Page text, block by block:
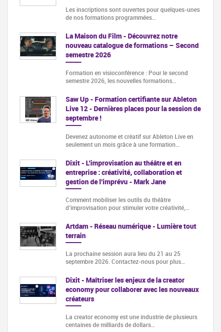
Les inscriptions sont ouvertes pour quelques-unes
de nos formations programmées…
La Maison du Film - Découvrez notre
nouveau catalogue de formations – Second
semestre 2026
Formation en visioconférence : Pour le second
semestre 2026, les nouvelles formations…
Saw Up - Formation certifiante sur Ableton
Live 12 - Dernières places pour la session de
septembre !
Devenez autonome et créatif sur Ableton Live en
seulement un mois grâce à une formation…
Dixit - L'improvisation au théâtre et en
entreprise : créativité, collaboration et
gestion de l'imprévu - Mark Jane
Comment mobiliser les outils du théâtre
d’improvisation pour stimuler votre créativité,…
Artdam - Réseau numérique - Lumière tout
terrain
La prochaine session aura lieu du 21 au 25
septembre 2026. Contactez-nous pour plus…
Dixit - Maîtriser les enjeux de la creator
economy pour collaborer avec les nouveaux
créateurs
La creator economy est une industrie de plusieurs
centaines de milliards de dollars…